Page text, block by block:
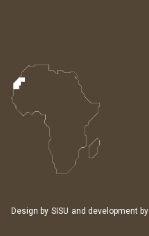
Design by SISU and development by